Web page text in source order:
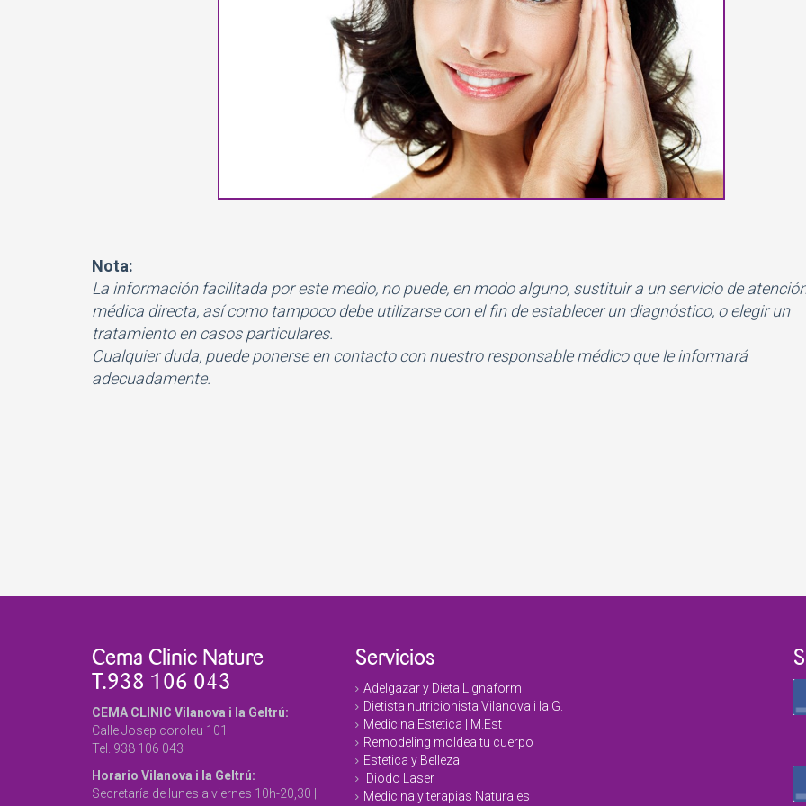
Nota:
La información facilitada por este medio, no puede, en modo alguno, sustituir a un servicio de
médica directa, así como tampoco debe utilizarse con el fin de establecer un diagnóstico, o elegir un
tratamiento en casos particulares.
Cualquier duda, puede ponerse en contacto con nuestro responsable médico que le informará
adecuadamente.
Cema Clinic Nature
T.938 106 043
CEMA CLINIC Vilanova i la Geltrú:
Calle Josep coroleu 101
Tel. 938 106 043
Horario Vilanova i la Geltrú:
Secretaría de lunes a viernes 10h-20,30 |
Servicios
Adelgazar y Dieta Lignaform
Dietista nutricionista Vilanova i la G.
Medicina Estetica | M.Est |
Remodeling moldea tu cuerpo
Estetica y Belleza
Diodo Laser
Medicina y terapias Naturales